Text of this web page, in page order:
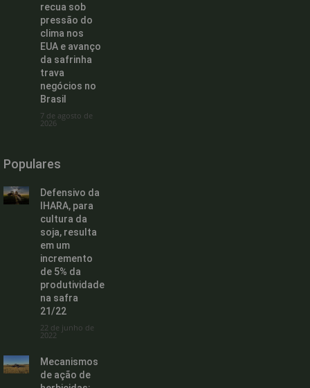
recua sob
pressão do
clima nos
EUA e avanço
da safrinha
trava
negócios no
Brasil
7 de agosto de
2026
Populares
Defensivo da
IHARA, para
cultura da
soja, resulta
em um
incremento
de 5% da
produtividade
na safra
21/22
22 de junho de
2022
Mecanismos
de ação de